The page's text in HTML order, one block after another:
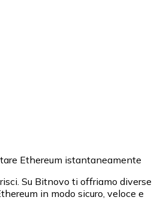
Ethereum istantaneamente
Su Bitnovo ti offriamo diverse
in modo sicuro, veloce e